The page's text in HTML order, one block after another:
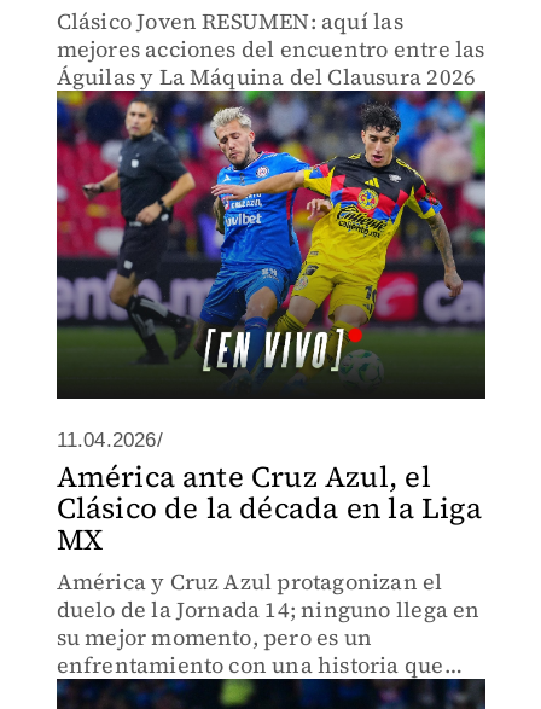
Clásico Joven RESUMEN: aquí las
mejores acciones del encuentro entre las
Águilas y La Máquina del Clausura 2026
11.04.2026/
América ante Cruz Azul, el
Clásico de la década en la Liga
MX
América y Cruz Azul protagonizan el
duelo de la Jornada 14; ninguno llega en
su mejor momento, pero es un
enfrentamiento con una historia que
deben honrar las dos instituciones.